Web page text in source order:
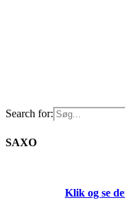
Search for:
SAXO
Klik og se